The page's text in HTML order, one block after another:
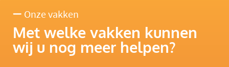
Onze vakken
Met welke vakken kunnen
wij u nog meer helpen?